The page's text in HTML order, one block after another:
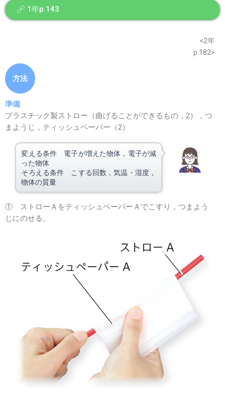
1年p.143
<2年
p.182>
方法
準備
プラスチック製ストロー（曲げることができるもの，2），つ
まようじ，ティッシュペーパー（2）
変える条件 電子が増えた物体，電子が減
った物体
そろえる条件 こする回数，気温・湿度，
物体の質量
① ストローＡをティッシュペーパーＡでこすり，つまよう
じにのせる。